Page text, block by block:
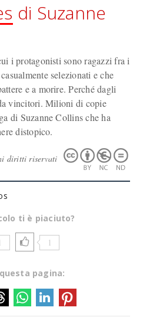
di Suzanne
i protagonisti sono ragazzi fra i
selezionati e che
e a morire. Perché dagli
vincitori. Milioni di copie
di Suzanne Collins che ha
distopico.
diritti riservati
ti è piaciuto?
1 1
pagina: